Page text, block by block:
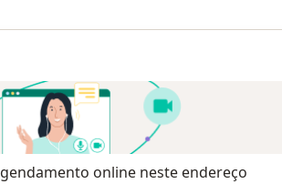
online neste endereço